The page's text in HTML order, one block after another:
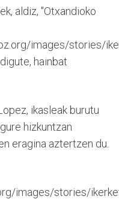
aldiz, "Otxandioko
images/stories/
hainbat
ikasleak burutu
hizkuntzan
eragina aztertzen du.
images/stories/